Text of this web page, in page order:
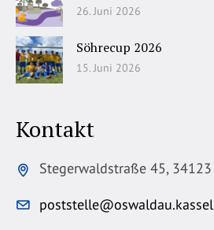
26. Juni 2026
Söhrecup 2026
15. Juni 2026
Kontakt
Stegerwaldstraße 45, 34123